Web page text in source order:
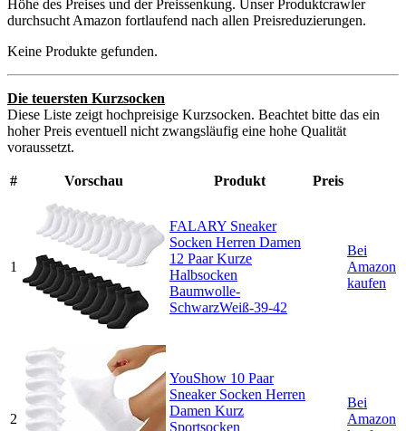
Höhe des Preises und der Preissenkung. Unser Produktcrawler
durchsucht Amazon fortlaufend nach allen Preisreduzierungen.
Keine Produkte gefunden.
Die teuersten Kurzsocken
Diese Liste zeigt hochpreisige Kurzsocken. Beachtet bitte das ein
hoher Preis eventuell nicht zwangsläufig eine hohe Qualität
voraussetzt.
# Vorschau Produkt Preis
1
FALARY Sneaker
Socken Herren Damen
12 Paar Kurze
Halbsocken
Baumwolle-
SchwarzWeiß-39-42
Bei
Amazon
kaufen
2
YouShow 10 Paar
Sneaker Socken Herren
Damen Kurz
Sportsocken
Bei
Amazon